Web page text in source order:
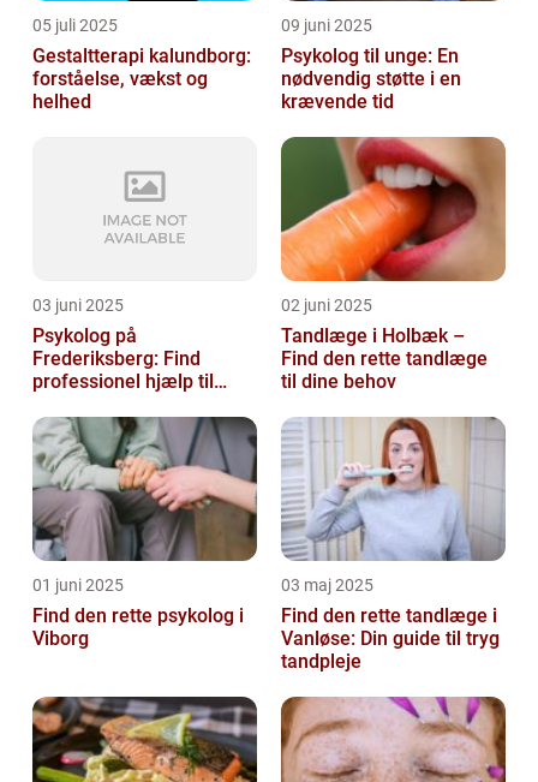
05 juli 2025
Gestaltterapi kalundborg:
forståelse, vækst og
helhed
09 juni 2025
Psykolog til unge: En
nødvendig støtte i en
krævende tid
03 juni 2025
Psykolog på
Frederiksberg: Find
professionel hjælp til
02 juni 2025
Tandlæge i Holbæk –
Find den rette tandlæge
til dine behov
01 juni 2025
Find den rette psykolog i
Viborg
03 maj 2025
Find den rette tandlæge i
Vanløse: Din guide til tryg
tandpleje